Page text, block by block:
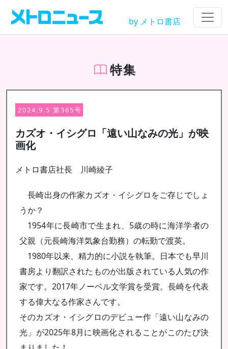
by メトロ書店
特集
2024.9.5 第365号
カズオ・イシグロ「遠い山なみの光」が映
画化
メトロ書店社長 川崎綾子
長崎出身の作家カズオ・イシグロをご存じでしょ
うか？
1954年に長崎市で生まれ、5歳の時に海洋学者の
父親（元長崎海洋気象台勤務）の転勤で渡英。
1980年以来、精力的に小説を執筆。日本でも早川
書房より翻訳されたものが出版されている人気の作
家です。2017年ノーベル文学賞を受賞。長崎を代表
する偉大なる作家さんです。
そのカズオ・イシグロのデビュー作「遠い山なみの
光」が2025年8月に映画化されることがこのたび決